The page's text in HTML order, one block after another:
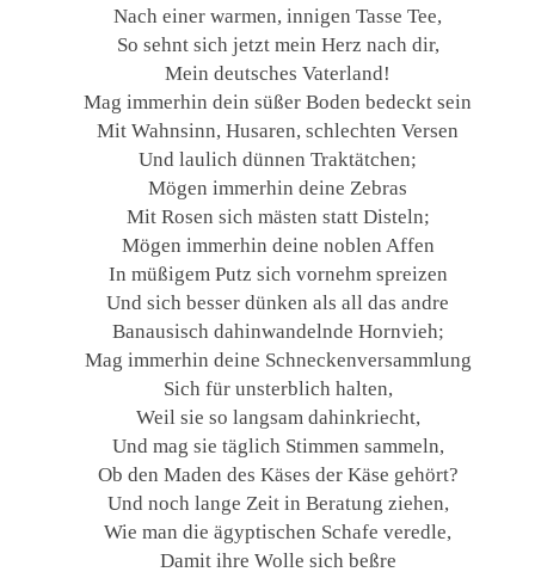
Nach einer warmen, innigen Tasse Tee,
So sehnt sich jetzt mein Herz nach dir,
Mein deutsches Vaterland!
Mag immerhin dein süßer Boden bedeckt sein
Mit Wahnsinn, Husaren, schlechten Versen
Und laulich dünnen Traktätchen;
Mögen immerhin deine Zebras
Mit Rosen sich mästen statt Disteln;
Mögen immerhin deine noblen Affen
In müßigem Putz sich vornehm spreizen
Und sich besser dünken als all das andre
Banausisch dahinwandelnde Hornvieh;
Mag immerhin deine Schneckenversammlung
Sich für unsterblich halten,
Weil sie so langsam dahinkriecht,
Und mag sie täglich Stimmen sammeln,
Ob den Maden des Käses der Käse gehört?
Und noch lange Zeit in Beratung ziehen,
Wie man die ägyptischen Schafe veredle,
Damit ihre Wolle sich beßre